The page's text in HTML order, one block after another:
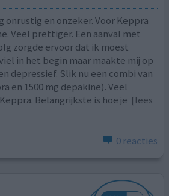
onrustig en onzeker. Voor Keppra
Veel prettiger. Een aanval met
zorgde ervoor dat ik moest
in het begin maar maakte mij op
depressief. Slik nu een combi van
en 1500 mg depakine). Veel
Belangrijkste is hoe je [lees
0 reacties